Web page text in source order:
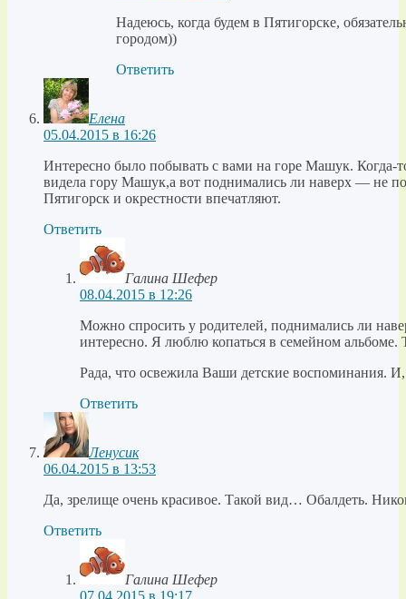
Надеюсь, когда будем в Пятигорске,
городом))
Ответить
Елена
05.04.2015 в 16:26
Интересно было побывать с вами на горе Машук. Когда-
видела гору Машук,а вот поднимались ли наверх — не
Пятигорск и окрестности впечатляют.
Ответить
Галина Шефер
08.04.2015 в 12:26
Можно спросить у родителей, поднимались ли
интересно. Я люблю копаться в семейном
Рада, что освежила Ваши детские воспоминания.
Ответить
Ленусик
06.04.2015 в 13:53
Да, зрелище очень красивое. Такой вид… Обалдеть.
Ответить
Галина Шефер
07.04.2015 в 19:17